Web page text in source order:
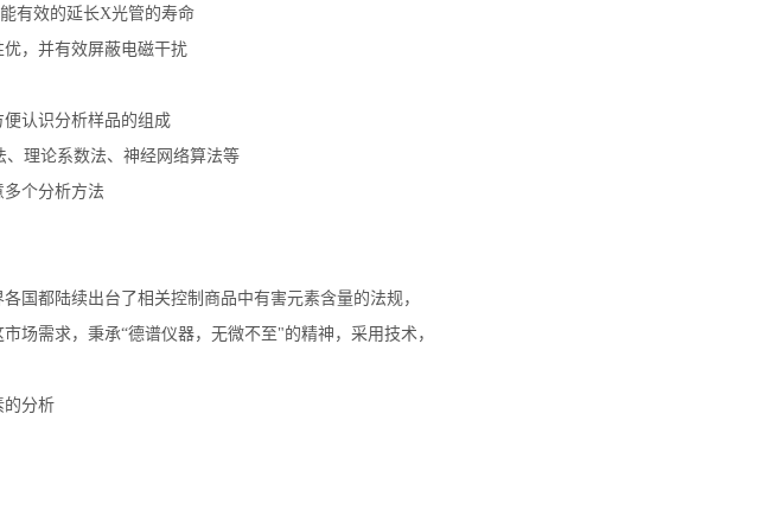
有效的延长X光管的寿命
，并有效屏蔽电磁干扰
认识分析样品的组成
理论系数法、神经网络算法等
个分析方法
国都陆续出台了相关控制商品中有害元素含量的法规，
场需求，秉承“德谱仪器，无微不至"的精神，采用技术，
的分析